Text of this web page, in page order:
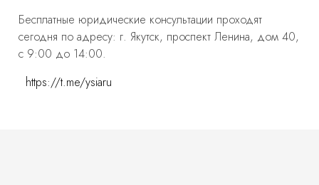
Бесплатные юридические консультации проходят
сегодня по адресу: г. Якутск, проспект Ленина, дом 40,
с 9:00 до 14:00.
https://t.me/ysiaru